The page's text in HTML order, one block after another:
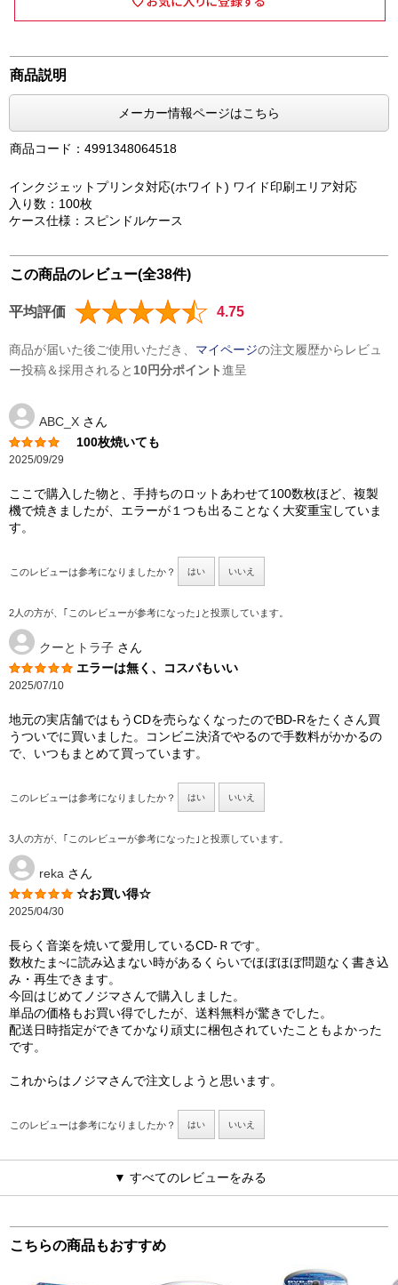
商品説明
メーカー情報ページはこちら
商品コード：4991348064518
インクジェットプリンタ対応(ホワイト) ワイド印刷エリア対応
入り数：100枚
ケース仕様：スピンドルケース
この商品のレビュー(全38件)
平均評価 4.75
商品が届いた後ご使用いただき、 マイページの注文履歴からレビュ
ー投稿＆採用されると 10円分ポイント進呈
ABC_X さん
100枚焼いても
2025/09/29
ここで購入した物と、手持ちのロットあわせて100数枚ほど、複製
機で焼きましたが、エラーが１つも出ることなく大変重宝していま
す。
このレビューは参考になりましたか？ はい いいえ
2人の方が、｢このレビューが参考になった｣と投票しています。
クーとトラ子 さん
エラーは無く、コスパもいい
2025/07/10
地元の実店舗ではもうCDを売らなくなったのでBD-Rをたくさん買
うついでに買いました。コンビニ決済でやるので手数料がかかるの
で、いつもまとめて買っています。
このレビューは参考になりましたか？ はい いいえ
3人の方が、｢このレビューが参考になった｣と投票しています。
reka さん
☆お買い得☆
2025/04/30
長らく音楽を焼いて愛用しているCD‐Ｒです。
数枚たま~に読み込まない時があるくらいでほぼほぼ問題なく書き込
み・再生できます。
今回はじめてノジマさんで購入しました。
単品の価格もお買い得でしたが、送料無料が驚きでした。
配送日時指定ができてかなり頑丈に梱包されていたこともよかった
です。
これからはノジマさんで注文しようと思います。
このレビューは参考になりましたか？ はい いいえ
▼ すべてのレビューをみる
こちらの商品もおすすめ